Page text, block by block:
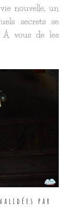
nouvelle, un
secrets se
À vous de les
par